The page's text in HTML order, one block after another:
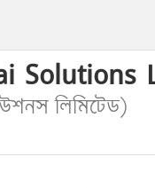
Solutions
লিমিটেড)